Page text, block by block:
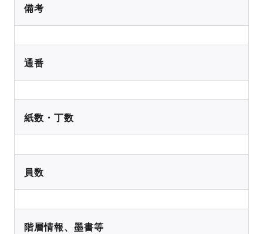
備考
通番
紙数・丁数
員数
階層情報、墨書等